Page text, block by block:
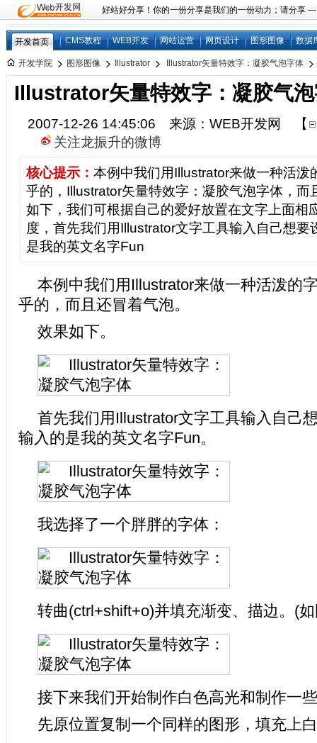
好站好分享！你的一份分享是我们的一份动力；请分享
开发首页 CMS教程 WEB开发 网站运营 网页设计 图形图像 数据
开发学院 图形图像 Illustrator Illustrator矢量特效字：凝胶气泡字体
Illustrator矢量特效字：凝胶气
2007-12-26 14:45:06 来源：WEB开发网
【
关注龙振升的微博
核心提示： 本例中我们用Illustrator来做一种活泼
乎的，Illustrator矢量特效字：凝胶气泡字体，而
如下，我们可根据自己的爱好放置在文字上面相
度，首先我们用Illustrator文字工具输入自己想要
是我的英文名字Fun
本例中我们用Illustrator来做一种活泼的
乎的，而且还冒着气泡。
效果如下。
首先我们用Illustrator文字工具输入自己
输入的是我的英文名字Fun。
我选择了一个胖胖的字体：
转曲(ctrl+shift+o)并填充渐变、描边。(
接下来我们开始制作白色高光和制作一
先原位置复制一个同样的图形，填充上